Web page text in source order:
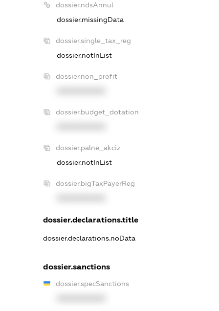
dossier.ndsAnnul
dossier.missingData
dossier.single_tax_reg
dossier.notInList
dossier.non_profit
dossier.budget_dotation
dossier.palne_akciz
dossier.notInList
dossier.bigTaxPayerReg
dossier.declarations.title
dossier.declarations.noData
dossier.sanctions
dossier.specSanctions